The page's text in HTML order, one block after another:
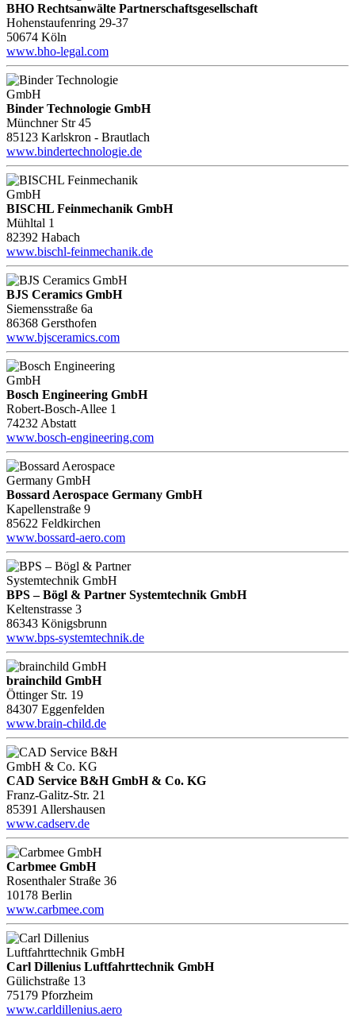
BHO Rechtsanwälte Partnerschaftsgesellschaft
Hohenstaufenring 29-37
50674 Köln
www.bho-legal.com
Binder Technologie GmbH
Münchner Str 45
85123 Karlskron - Brautlach
www.bindertechnologie.de
BISCHL Feinmechanik GmbH
Mühltal 1
82392 Habach
www.bischl-feinmechanik.de
BJS Ceramics GmbH
Siemensstraße 6a
86368 Gersthofen
www.bjsceramics.com
Bosch Engineering GmbH
Robert-Bosch-Allee 1
74232 Abstatt
www.bosch-engineering.com
Bossard Aerospace Germany GmbH
Kapellenstraße 9
85622 Feldkirchen
www.bossard-aero.com
BPS – Bögl & Partner Systemtechnik GmbH
Keltenstrasse 3
86343 Königsbrunn
www.bps-systemtechnik.de
brainchild GmbH
Öttinger Str. 19
84307 Eggenfelden
www.brain-child.de
CAD Service B&H GmbH & Co. KG
Franz-Galitz-Str. 21
85391 Allershausen
www.cadserv.de
Carbmee GmbH
Rosenthaler Straße 36
10178 Berlin
www.carbmee.com
Carl Dillenius Luftfahrttechnik GmbH
Gülichstraße 13
75179 Pforzheim
www.carldillenius.aero